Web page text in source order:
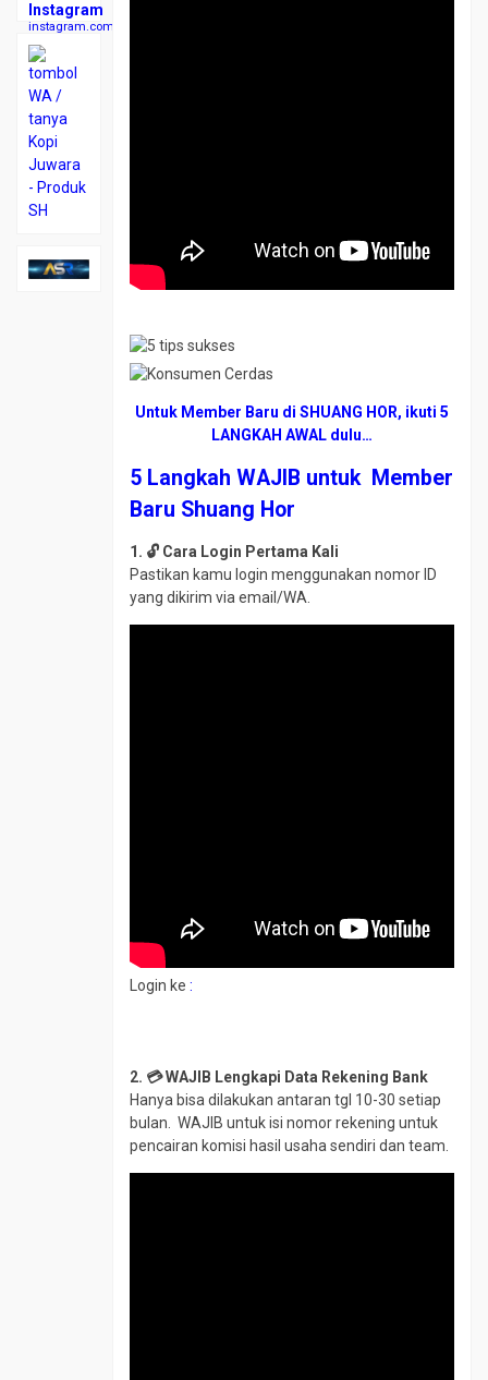
Untuk Member Baru di SHUANG HOR, ikuti 5
LANGKAH AWAL dulu…
5 Langkah WAJIB untuk Member
Baru Shuang Hor
1. 🔓 Cara Login Pertama Kali
Pastikan kamu login menggunakan nomor ID
yang dikirim via email/WA.
Login ke :
2. 💳 WAJIB Lengkapi Data Rekening Bank
Hanya bisa dilakukan antaran tgl 10-30 setiap
bulan. WAJIB untuk isi nomor rekening untuk
pencairan komisi hasil usaha sendiri dan team.
Instagram
instagram.com/kopishjuwara/